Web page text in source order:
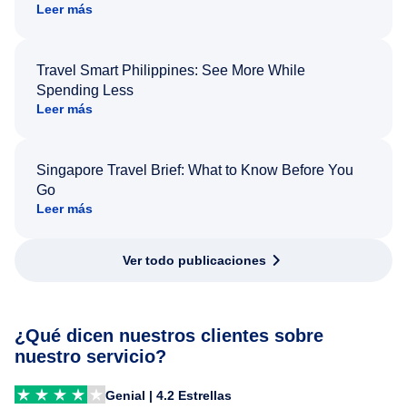
Leer más
Travel Smart Philippines: See More While
Spending Less
Leer más
Singapore Travel Brief: What to Know Before You
Go
Leer más
Ver todo publicaciones
¿Qué dicen nuestros clientes sobre
nuestro servicio?
Genial | 4.2 Estrellas